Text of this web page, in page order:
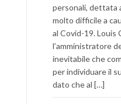
personali, dettata
molto difficile a
al Covid-19. Louis
l’amministratore
inevitabile che
per individuare il
dato che al […]